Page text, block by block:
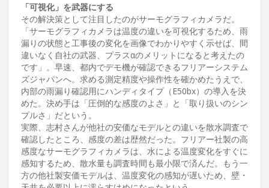
「可視化」を武器にする
その解決策として注目したのがサーモグラフィカメラだ。
「サーモグラフィカメラは温度の違いを可視化するため、雨
漏りの状態と工事後の変化を画像でわかりやすく示せば、間
違いなく自社の武器、プラスαのメリットになると考えたの
です」。早速、都内でデモ機が確認できるフリアーシステム
ズジャパンへ。求める測定精度や操作性を確かめたうえで、
内部の雨漏り確認用にハンディタイプ（E50bx）の導入を決
めた。決め手は「圧倒的な感度のよさ」と「取り扱いのシン
プルさ」だという。
実際、志村さんが他社の安価なモデルとの違いを散水調査で
確認したところ、感度の差は歴然だった。フリアー社製の高
感度なサーモグラフィカメラは、水による温度変化をすぐに
感知するため、散水量も調査時間も最小限で済んだ。もう一
方の他社製安価モデルは、温度変化の感知が遅いため、壁・